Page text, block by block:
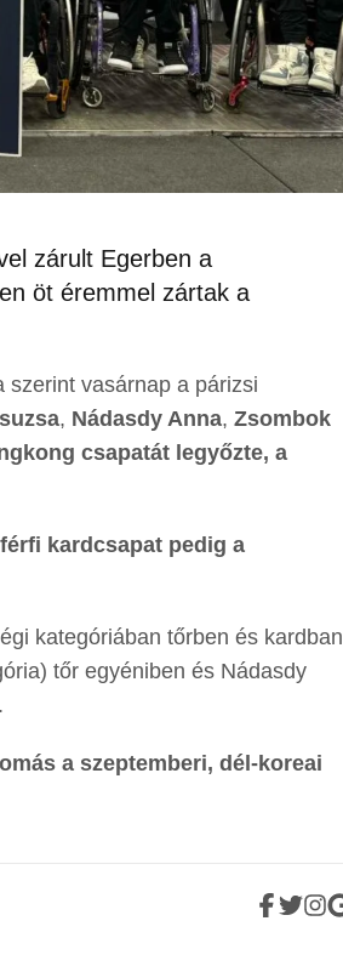
zárult Egerben a
öt éremmel zártak a
szerint vasárnap a párizsi
, Nádasdy Anna, Zsombok
csapatát legyőzte, a
kardcsapat pedig a
kategóriában tőrben és kardban
tőr egyéniben és Nádasdy
a szeptemberi, dél-koreai